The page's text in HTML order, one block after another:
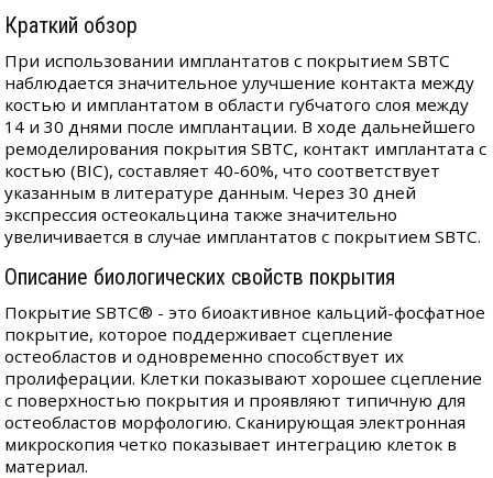
Краткий обзор
При использовании имплантатов с покрытием SBTC
наблюдается значительное улучшение контакта между
костью и имплантатом в области губчатого слоя между
14 и 30 днями после имплантации. В ходе дальнейшего
ремоделирования покрытия SBTC, контакт имплантата с
костью (BIC), составляет 40-60%, что соответствует
указанным в литературе данным. Через 30 дней
экспрессия остеокальцина также значительно
увеличивается в случае имплантатов с покрытием SBTC.
Описание биологических свойств покрытия
Покрытие SBTC® - это биоактивное кальций-фосфатное
покрытие, которое поддерживает сцепление
остеобластов и одновременно способствует их
пролиферации. Клетки показывают хорошее сцепление
с поверхностью покрытия и проявляют типичную для
остеобластов морфологию. Сканирующая электронная
микроскопия четко показывает интеграцию клеток в
материал.